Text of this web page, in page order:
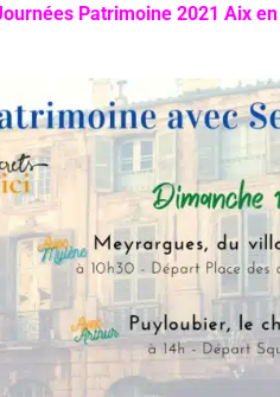
Patrimoine 2021 Aix